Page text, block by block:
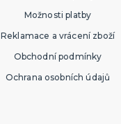
Možnosti platby
Reklamace a vrácení zboží
Obchodní podmínky
Ochrana osobních údajů